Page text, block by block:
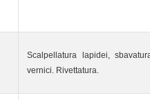
Scalpellatura lapidei,
vernici. Rivettatura.